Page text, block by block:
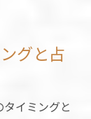
グと占
イミングと